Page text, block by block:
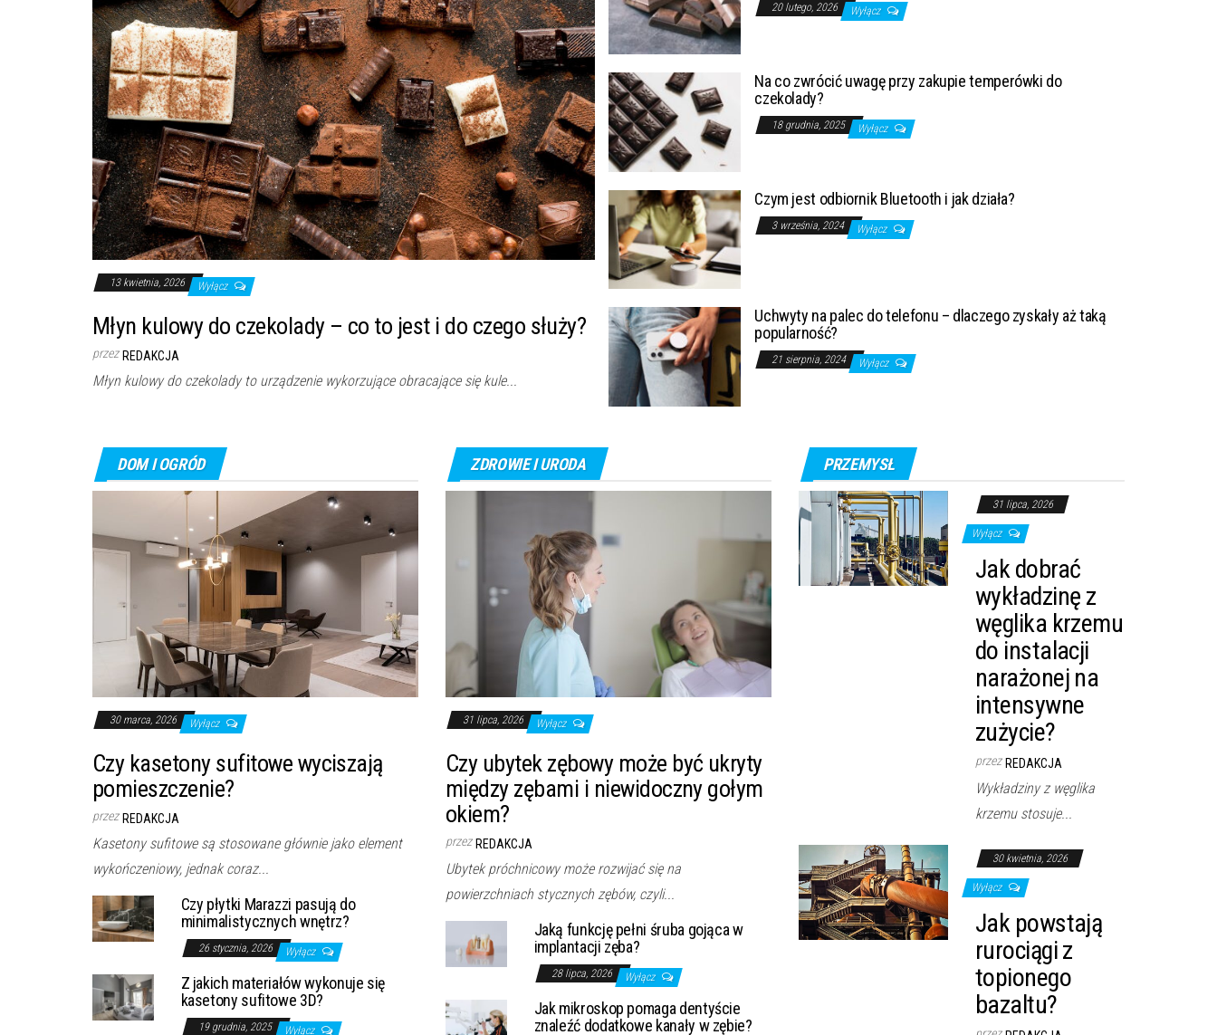
13 kwietnia, 2026 Wyłącz
Młyn kulowy do czekolady – co to jest i do czego służy?
przez REDAKCJA
Młyn kulowy do czekolady to urządzenie wykorzujące obracające się kule...
20 lutego, 2026 Wyłącz
Na co zwrócić uwagę przy zakupie temperówki do
czekolady?
18 grudnia, 2025 Wyłącz
Czym jest odbiornik Bluetooth i jak działa?
3 września, 2024 Wyłącz
Uchwyty na palec do telefonu – dlaczego zyskały aż taką
popularność?
21 sierpnia, 2024 Wyłącz
DOM I OGRÓD
30 marca, 2026 Wyłącz
Czy kasetony sufitowe wyciszają
pomieszczenie?
przez REDAKCJA
Kasetony sufitowe są stosowane głównie jako element
wykończeniowy, jednak coraz...
Czy płytki Marazzi pasują do
minimalistycznych wnętrz?
26 stycznia, 2026 Wyłącz
Z jakich materiałów wykonuje się
kasetony sufitowe 3D?
19 grudnia, 2025 Wyłącz
ZDROWIE I URODA
31 lipca, 2026 Wyłącz
Czy ubytek zębowy może być ukryty
między zębami i niewidoczny gołym
okiem?
przez REDAKCJA
Ubytek próchnicowy może rozwijać się na
powierzchniach stycznych zębów, czyli...
Jaką funkcję pełni śruba gojąca w
implantacji zęba?
28 lipca, 2026 Wyłącz
Jak mikroskop pomaga dentyście
znaleźć dodatkowe kanały w zębie?
PRZEMYSŁ
31 lipca, 2026
Wyłącz
Jak dobrać
wykładzinę z
węglika krzemu
do instalacji
narażonej na
intensywne
zużycie?
przez REDAKCJA
Wykładziny z węglika
krzemu stosuje...
30 kwietnia, 2026
Wyłącz
Jak powstają
rurociągi z
topionego
bazaltu?